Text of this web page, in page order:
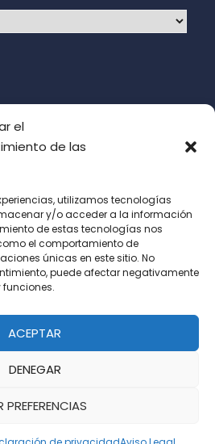
el
de las
utilizamos tecnologías
y/o acceder a la información
de estas tecnologías nos
el comportamiento de
únicas en este sitio. No
puede afectar negativamente
ACEPTAR
DENEGAR
PREFERENCIAS
de uso (LOPD)